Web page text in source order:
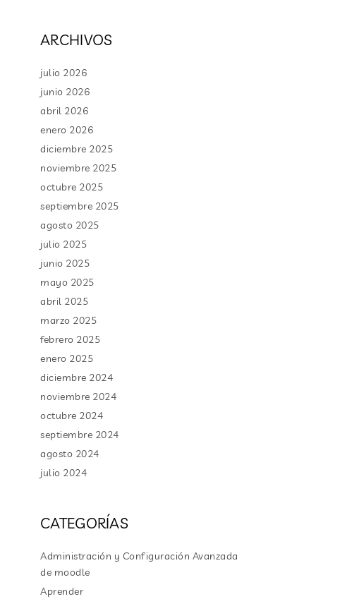
ARCHIVOS
julio 2026
junio 2026
abril 2026
enero 2026
diciembre 2025
noviembre 2025
octubre 2025
septiembre 2025
agosto 2025
julio 2025
junio 2025
mayo 2025
abril 2025
marzo 2025
febrero 2025
enero 2025
diciembre 2024
noviembre 2024
octubre 2024
septiembre 2024
agosto 2024
julio 2024
CATEGORÍAS
Administración y Configuración Avanzada
de moodle
Aprender